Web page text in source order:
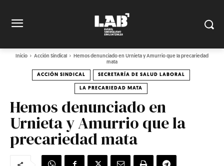
Inicio Acción Sindical
Hemos denunciado en Urnieta y Amurrio que la precariedad
mata
ACCIÓN SINDICAL SECRETARÍA DE SALUD LABORAL
LA PRECARIEDAD MATA
Hemos denunciado en
Urnieta y Amurrio que la
precariedad mata